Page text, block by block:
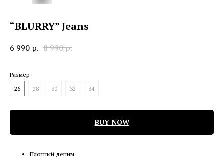
“BLURRY” Jeans
6 990 р. 8 990р.
Размер
26
28 30 32 34
BUY NOW
Плотный деним